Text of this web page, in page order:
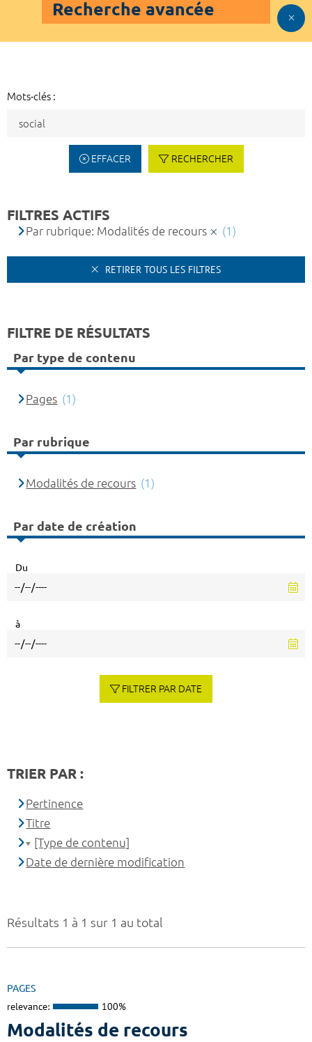
Recherche avancée
Mots-clés :
EFFACER RECHERCHER
Résultats 1 à 1 sur 1 au total
PAGES
relevance: 100%
Modalités de recours
FILTRES ACTIFS
Par rubrique: Modalités de recours (1)
RETIRER TOUS LES FILTRES
FILTRE DE RÉSULTATS
Par type de contenu
Pages (1)
Par rubrique
Modalités de recours (1)
Par date de création
Du
à
FILTRER PAR DATE
TRIER PAR :
Pertinence
Titre
[Type de contenu]
Date de dernière modification